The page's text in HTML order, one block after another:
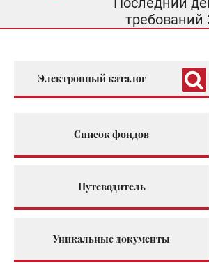
требований
Электронный каталог
Список фондов
Путеводитель
Уникальные документы